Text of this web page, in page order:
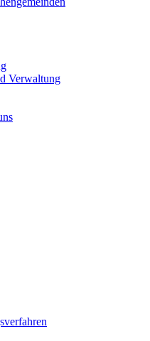
Verwaltung